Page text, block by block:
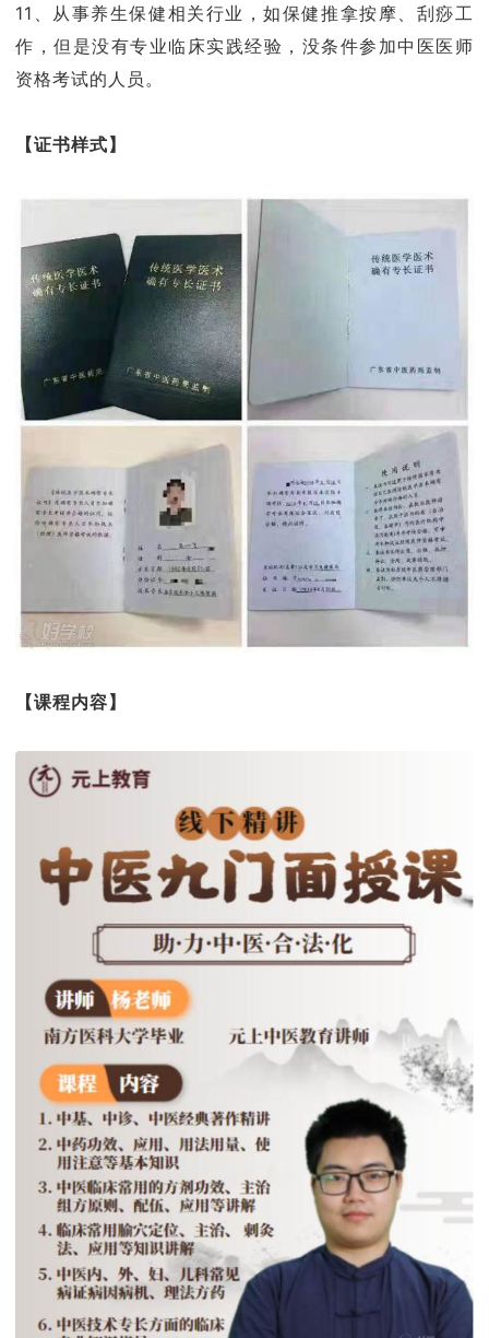
11、从事养生保健相关行业，如保健推拿按摩、刮痧工
作，但是没有专业临床实践经验，没条件参加中医医师
资格考试的人员。
【证书样式】
【课程内容】